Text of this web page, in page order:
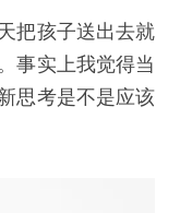
把孩子送出去就
事实上我觉得当
思考是不是应该